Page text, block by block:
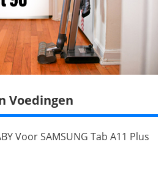
Voedingen
Voor SAMSUNG Tab A11 Plus